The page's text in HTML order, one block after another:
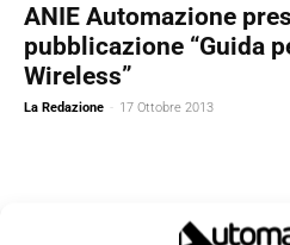
ANIE Automazione
pubblicazione “Guida
Wireless”
La Redazione - 17 Ottobre 2013